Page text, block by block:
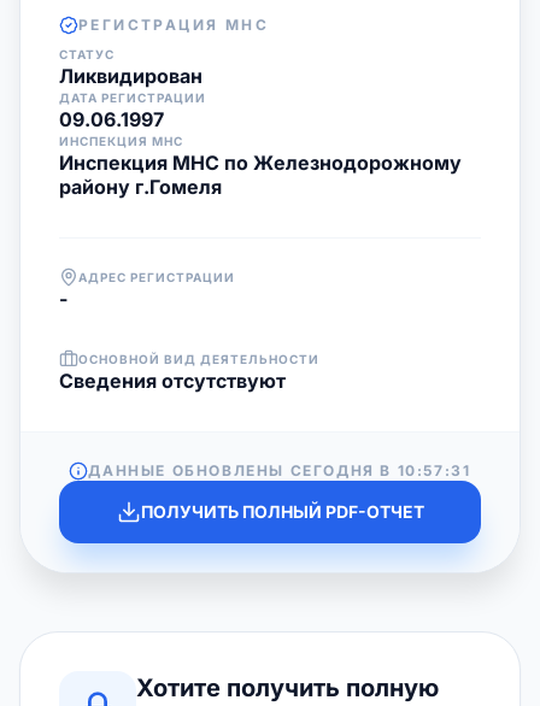
РЕГИСТРАЦИЯ МНС
СТАТУС
Ликвидирован
ДАТА РЕГИСТРАЦИИ
09.06.1997
ИНСПЕКЦИЯ МНС
Инспекция МНС по Железнодорожному
району г.Гомеля
АДРЕС РЕГИСТРАЦИИ
-
ОСНОВНОЙ ВИД ДЕЯТЕЛЬНОСТИ
Cведения отсутствуют
ДАННЫЕ ОБНОВЛЕНЫ СЕГОДНЯ В 10:57:31
ПОЛУЧИТЬ ПОЛНЫЙ PDF-ОТЧЕТ
Хотите получить полную